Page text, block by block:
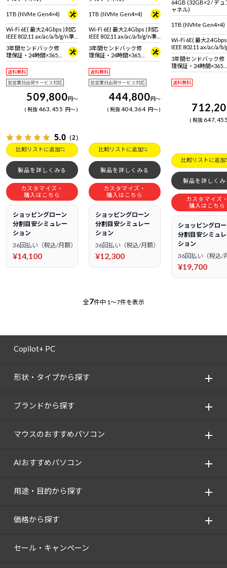
1TB (NVMe Gen4×4)
Wi-Fi 6E( 最大2.4Gbps )対応
IEEE 802.11 ax/ac/a/b/g/n準
拠 ＋ Bluetooth 5内蔵
3年間センドバック修
理保証・24時間×365
日電話サポート
送料無料
翌営業日出荷サービス対応
509,800円～
税抜463,455 円～
5.0 （2）
比較リストに追加
製品を詳しくみる
カスタマイズ・
購入はこちら
ショッピングローン
分割目安シミュレー
ション
36回払い（税込/月額）
¥14,100
1TB (NVMe Gen4×4)
Wi-Fi 6E( 最大2.4Gbps )対応
IEEE 802.11 ax/ac/a/b/g/n準
拠 ＋ Bluetooth 5内蔵
3年間センドバック修
理保証・24時間×365
日電話サポート
送料無料
翌営業日出荷サービス対応
444,800円～
税抜404,364 円～
比較リストに追加
製品を詳しくみる
カスタマイズ・
購入はこちら
ショッピングローン
分割目安シミュレー
ション
36回払い（税込/月額）
¥12,300
64GB (32GB×2 / デュ
ャネル)
1TB (NVMe Gen4×4)
Wi-Fi 6E( 最大
IEEE 802.11 ax/ac/a/
拠 ＋ Bluetooth 5内蔵
3年間センドバック修
理保証・24時間×365
日電話サポート
送料無料
税抜
比較リストに追加
製品を詳しくみ
カスタマイズ
購入はこちら
ショッピングロ
分割目安シミュ
ション
36回払い（税込/
¥19,700
全7件中 1～7件を表示
Copilot+ PC
形状・タイプから探す
ブランドから探す
マウスのおすすめパソコン
AIおすすめパソコン
用途・目的から探す
価格から探す
セール・キャンペーン